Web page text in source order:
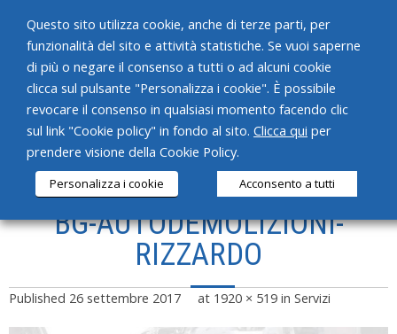
HOME
CHI SIAMO
SERVIZI
PRODOTTI
BG-AUTODEMOLIZIONI-
RIZZARDO
Published 26 settembre 2017 at 1920 × 519 in Servizi
Questo sito utilizza cookie, anche di terze parti, per
funzionalità del sito e attività statistiche. Se vuoi saperne
di più o negare il consenso a tutti o ad alcuni cookie
clicca sul pulsante "Personalizza i cookie". È possibile
revocare il consenso in qualsiasi momento facendo clic
sul link "Cookie policy" in fondo al sito. Clicca qui per
prendere visione della Cookie Policy.
Personalizza i cookie Acconsento a tutti